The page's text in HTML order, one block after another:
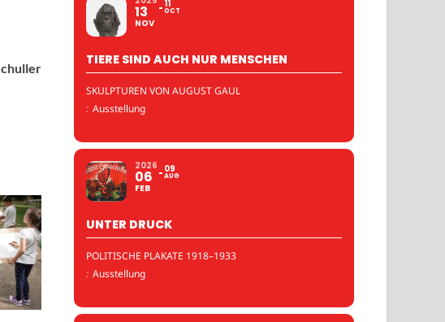
13
NOV
11
OCT
TIERE SIND AUCH NUR MENSCHEN
SKULPTUREN VON AUGUST GAUL
: Ausstellung
2026
06
FEB
09
AUG
UNTER DRUCK
POLITISCHE PLAKATE 1918–1933
: Ausstellung